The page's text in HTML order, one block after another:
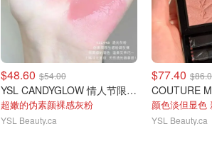
$48.60 $54.00
YSL CANDYGLOW 情人节限定 44B
超嫩的伪素颜裸感灰粉
YSL Beauty.ca
$77.40
颜色淡但显色
YSL Beauty.ca